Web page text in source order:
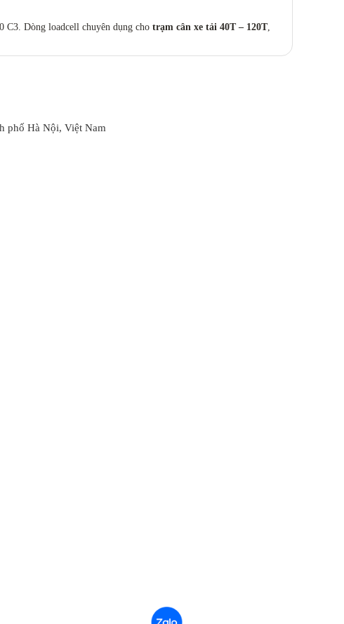
C3. Dòng loadcell chuyên dụng cho trạm cân xe tải 40T – 120T,
phố Hà Nội, Việt Nam